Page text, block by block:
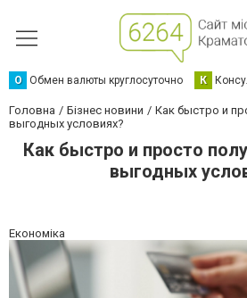
О Обмен валюты круглосуточно К
Головна Бізнес новини
Как быстро и
выгодных условиях?
Как быстро и просто
выгодных
Економіка